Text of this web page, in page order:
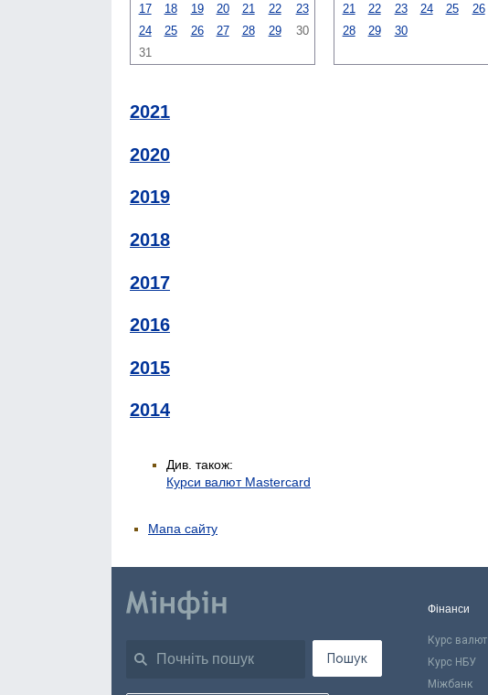
17
18 19 20 21 22
23
24
25 26 27 28 29
30
31
21
22 23 24 25 26
28
29 30
2021
2020
2019
2018
2017
2016
2015
2014
Див. також:
Курси валют Mastercard
Мапа сайту
Пошук
Фінанси
Курс валют
Курс НБУ
Міжбанк